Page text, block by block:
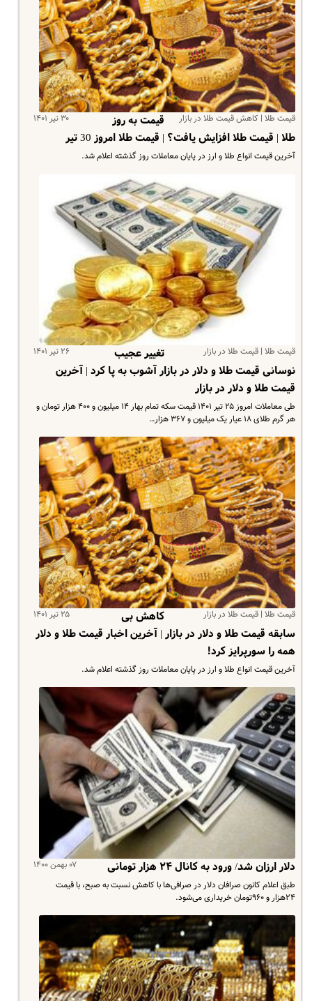
قیمت طلا | کاهش قیمت طلا در بازار ۳۰ تیر ۱۴۰۱
قیمت به روز
طلا | قیمت طلا افزایش یافت؟ | قیمت طلا امروز 30 تیر
آخرین قیمت انواع طلا و ارز در پایان معاملات روز گذشته اعلام شد.
قیمت طلا | قیمت طلا در بازار ۲۶ تیر ۱۴۰۱
تغییر عجیب
نوسانی قیمت طلا و دلار در بازار آشوب به پا کرد | آخرین
قیمت طلا و دلار در بازار
طی معاملات امروز ۲۵ تیر ۱۴۰۱ قیمت سکه تمام بهار ۱۴ میلیون و ۴۰۰ هزار تومان و
هر گرم طلای ۱۸ عیار یک میلیون و ۳۶۷ هزار…
قیمت طلا | قیمت طلا در بازار ۲۵ تیر ۱۴۰۱
کاهش بی
سابقه قیمت طلا و دلار در بازار | آخرین اخبار قیمت طلا و دلار
همه را سورپرایز کرد!
آخرین قیمت انواع طلا و ارز در پایان معاملات روز گذشته اعلام شد.
۰۷ بهمن ۱۴۰۰ دلار ارزان شد/ ورود به کانال ۲۴ هزار تومانی
طبق اعلام کانون صرافان دلار در صرافی‌ها با کاهش نسبت به صبح، با قیمت
۲۴هزار و ۹۶۰تومان خریداری می‌شود.